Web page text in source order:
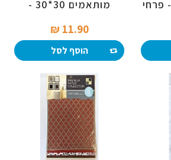
מותאמים 30*30 - פרחי
מותאמים 30*30 -
11.90 ₪‎
הוסף לסל